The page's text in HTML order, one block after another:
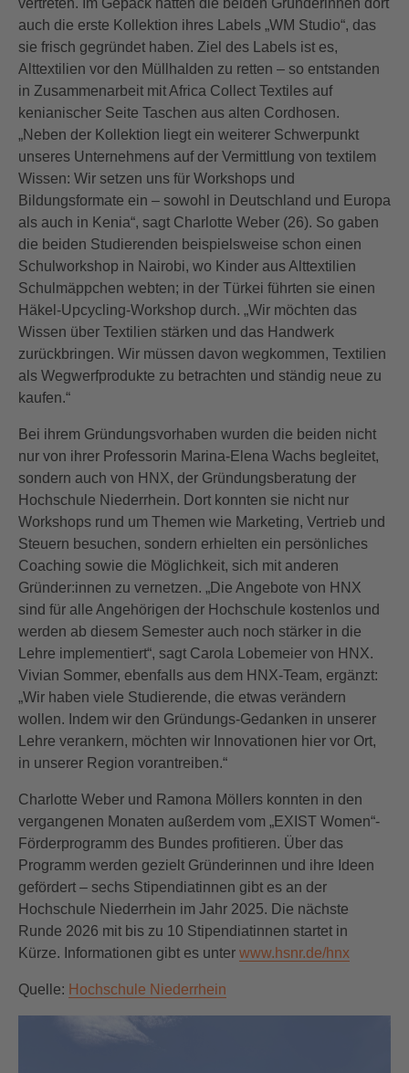
vertreten. Im Gepäck hatten die beiden Gründerinnen dort
auch die erste Kollektion ihres Labels „WM Studio“, das
sie frisch gegründet haben. Ziel des Labels ist es,
Alttextilien vor den Müllhalden zu retten – so entstanden
in Zusammenarbeit mit Africa Collect Textiles auf
kenianischer Seite Taschen aus alten Cordhosen.
„Neben der Kollektion liegt ein weiterer Schwerpunkt
unseres Unternehmens auf der Vermittlung von textilem
Wissen: Wir setzen uns für Workshops und
Bildungsformate ein – sowohl in Deutschland und Europa
als auch in Kenia“, sagt Charlotte Weber (26). So gaben
die beiden Studierenden beispielsweise schon einen
Schulworkshop in Nairobi, wo Kinder aus Alttextilien
Schulmäppchen webten; in der Türkei führten sie einen
Häkel-Upcycling-Workshop durch. „Wir möchten das
Wissen über Textilien stärken und das Handwerk
zurückbringen. Wir müssen davon wegkommen, Textilien
als Wegwerfprodukte zu betrachten und ständig neue zu
kaufen.“
Bei ihrem Gründungsvorhaben wurden die beiden nicht
nur von ihrer Professorin Marina-Elena Wachs begleitet,
sondern auch von HNX, der Gründungsberatung der
Hochschule Niederrhein. Dort konnten sie nicht nur
Workshops rund um Themen wie Marketing, Vertrieb und
Steuern besuchen, sondern erhielten ein persönliches
Coaching sowie die Möglichkeit, sich mit anderen
Gründer:innen zu vernetzen. „Die Angebote von HNX
sind für alle Angehörigen der Hochschule kostenlos und
werden ab diesem Semester auch noch stärker in die
Lehre implementiert“, sagt Carola Lobemeier von HNX.
Vivian Sommer, ebenfalls aus dem HNX-Team, ergänzt:
„Wir haben viele Studierende, die etwas verändern
wollen. Indem wir den Gründungs-Gedanken in unserer
Lehre verankern, möchten wir Innovationen hier vor Ort,
in unserer Region vorantreiben.“
Charlotte Weber und Ramona Möllers konnten in den
vergangenen Monaten außerdem vom „EXIST Women“-
Förderprogramm des Bundes profitieren. Über das
Programm werden gezielt Gründerinnen und ihre Ideen
gefördert – sechs Stipendiatinnen gibt es an der
Hochschule Niederrhein im Jahr 2025. Die nächste
Runde 2026 mit bis zu 10 Stipendiatinnen startet in
Kürze. Informationen gibt es unter www.hsnr.de/hnx
Quelle: Hochschule Niederrhein